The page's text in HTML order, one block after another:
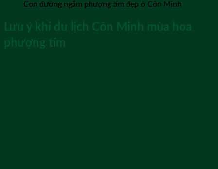
Con đường ngắm phượng tím đẹp ở Côn Minh
Lưu ý khi du lịch Côn Minh mùa hoa
phượng tím